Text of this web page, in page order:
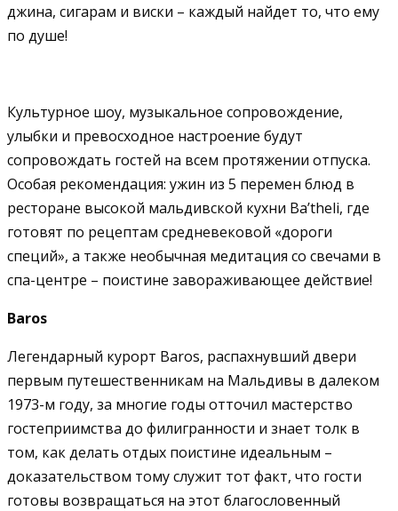
джина, сигарам и виски – каждый найдет то, что ему
по душе!
Культурное шоу, музыкальное сопровождение,
улыбки и превосходное настроение будут
сопровождать гостей на всем протяжении отпуска.
Особая рекомендация: ужин из 5 перемен блюд в
ресторане высокой мальдивской кухни Ba’theli, где
готовят по рецептам средневековой «дороги
специй», а также необычная медитация со свечами в
спа-центре – поистине завораживающее действие!
Baros
Легендарный курорт Baros, распахнувший двери
первым путешественникам на Мальдивы в далеком
1973-м году, за многие годы отточил мастерство
гостеприимства до филигранности и знает толк в
том, как делать отдых поистине идеальным –
доказательством тому служит тот факт, что гости
готовы возвращаться на этот благословенный